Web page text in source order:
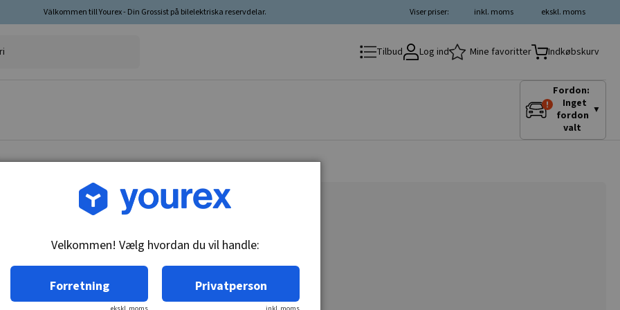
Välkommen till Yourex - Din Grossist på bilelektriska reservdelar. ekskl. moms
inkl. moms
Viser priser:
Tilbud Log ind Mine favoritter Indkøbskurv
Fordon:
Inget
fordon
valt
▼
Vare nr.: 1953002
Velkommen! Vælg hvordan du vil handle:
Forretning Privatperson